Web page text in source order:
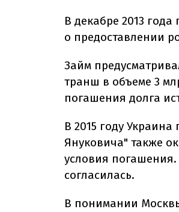
В декабре 2013
о предоставлении
Займ
транш в объеме 3
погашения долга
В 2015 году
Януковича" также
условия
согласилась.
В понимании